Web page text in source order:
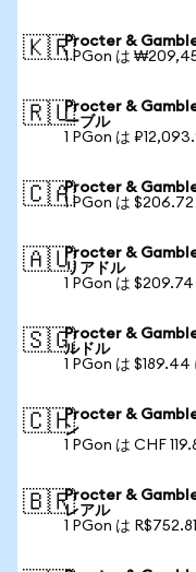
🇰🇷Procter &
1 PGon は
🇷🇺Procter &
ーブル
1 PGon は
🇨🇦Procter &
1 PGon は $206.72
🇦🇺Procter &
リアドル
1 PGon は $209.74
🇸🇬Procter &
ルドル
1 PGon は $189.44
🇨🇭Procter &
ン
1 PGon は CHF
🇧🇷Procter & Gamble
レアル
1 PGon は